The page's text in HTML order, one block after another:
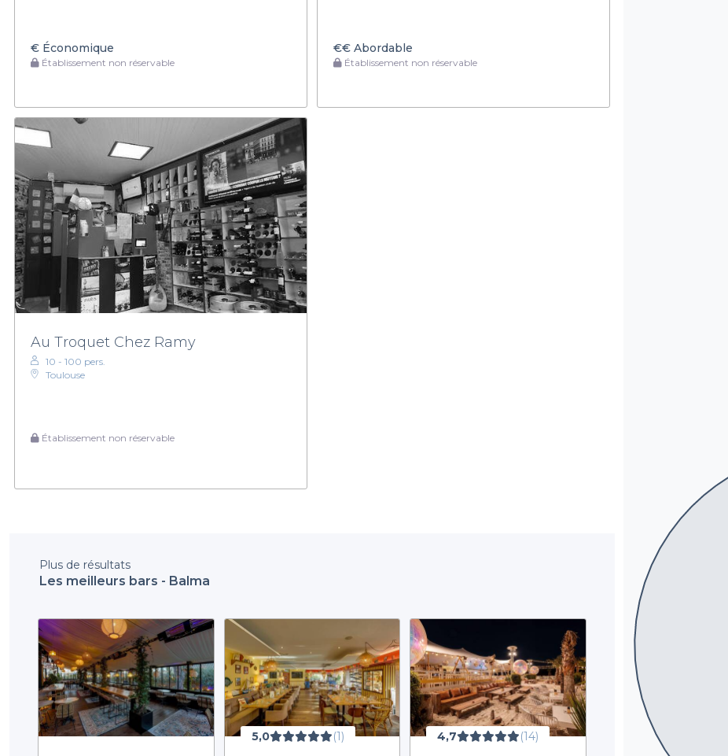
€ Économique
Établissement non réservable
€€Abordable
Établissement non réservable
Au Troquet Chez Ramy
10 - 100 pers.
Toulouse
Établissement non réservable
Plus de résultats
Les meilleurs bars - Balma
5,0 (1) 4,7 (14)